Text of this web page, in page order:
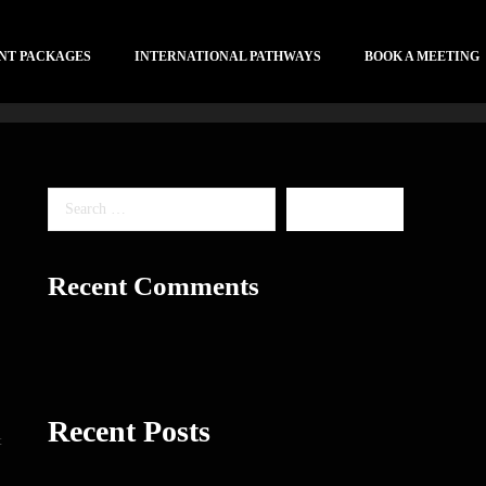
PACKAGES INTERNATIONAL PATHWAYS BOOK A MEETING
Recent Comments
Recent Posts